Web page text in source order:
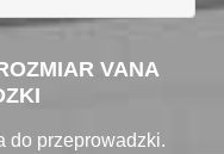
VANA
do przeprowadzki.